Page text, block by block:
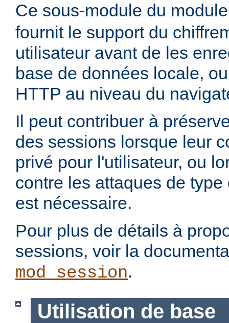
Ce sous-module du
fournit le support du
utilisateur avant de les
base de données locale,
HTTP au niveau du
Il peut contribuer à
des sessions lorsque leur
privé pour l'utilisateur, ou
contre les attaques de
est nécessaire.
Pour plus de détails à
sessions, voir la
mod_session.
Utilisation de base